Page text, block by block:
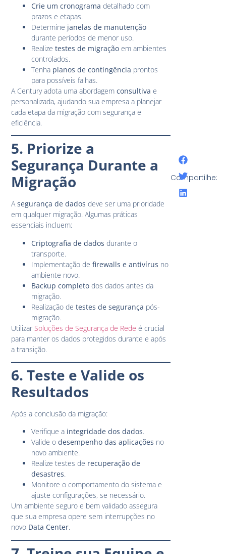
Crie um cronograma detalhado com
prazos e etapas.
Determine janelas de manutenção
durante períodos de menor uso.
Realizetestes de migração em ambientes
controlados.
Tenha planos de contingência prontos
para possíveis falhas.
A Century adota uma abordagemconsultiva e
personalizada, ajudando sua empresa a planejar
cada etapa da migração com segurança e
eficiência.
5. Priorize a
Segurança Durante a
Migração
Asegurança de dados deve ser uma prioridade
em qualquer migração. Algumas práticas
essenciais incluem:
Criptografia de dados durante o
transporte.
Implementação defirewalls e antivírus no
ambiente novo.
Backup completo dos dados antes da
migração.
Realização detestes de segurança pós-
migração.
Utilizar Soluções de Segurança de Rede é crucial
para manter os dados protegidos durante e após
a transição.
6. Teste e Valide os
Resultados
Após a conclusão da migração:
Verifique a integridade dos dados.
Valide odesempenho das aplicações no
novo ambiente.
Realize testes de recuperação de
desastres.
Monitore o comportamento do sistema e
ajuste configurações, se necessário.
Um ambiente seguro e bem validado assegura
que sua empresa opere sem interrupções no
novo Data Center.
Compartilhe: